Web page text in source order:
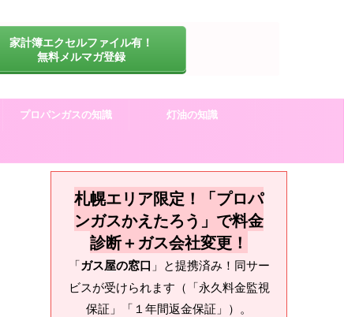
家計簿エクセルファイル有！
無料メルマガ登録
プロパンガスの知識 灯油の知識
札幌エリア限定！「プロパ
ンガスかえたろう」で料金
診断＋ガス会社変更！
「ガス屋の窓口 」と提携済み！同サー
ビスが受けられます（「永久料金監視
保証」「１年間返金保証」）。